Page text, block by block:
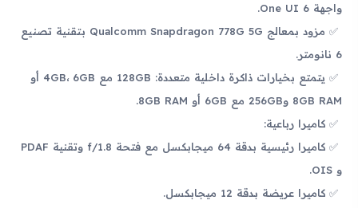
واجهة One UI 6.
مزود بمعالج Qualcomm Snapdragon 778G 5G بتقنية تصنيع
6 نانومتر.
يتمتع بخيارات ذاكرة داخلية متعددة: 128GB مع 4GB، 6GB أو
8GB RAM و256GB مع 6GB أو 8GB RAM.
كاميرا رباعية:
كاميرا رئيسية بدقة 64 ميجابكسل مع فتحة f/1.8 وتقنية PDAF
و OIS.
كاميرا عريضة بدقة 12 ميجابكسل.